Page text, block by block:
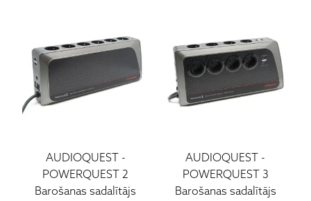
AUDIOQUEST-
POWERQUEST 2
Barošanas sadalītājs
AUDIOQUEST -
POWERQUEST 3
Barošanas sadalītājs
Wharfedale
Yamaha